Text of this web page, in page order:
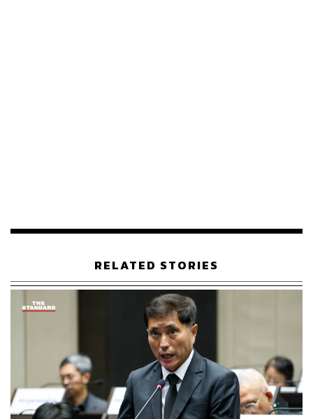
ประจำวันได้จริง ทั้งเรื่องการเดินทาง น้ำท่วม ฝุ่น ความ
ปลอดภัย ขยะ และการดูแลผู้เปราะบาง พร้อมคาดหวังให้ผู้
ว่าฯ คนใหม่เป็น ผู้นำเมืองที่สร้างความไว้วางใจ และเปลี่ยน
ปัญหาที่ประชาชนเผชิญในแต่ละวันให้เป็นผลลัพธ์ที่จับต้องได้
น้ำท่วม กรุงเทพมหานคร
สถาบันพระปกเกล้า
การจราจร
ผู้ว่าราชการกรุงเทพมหานคร KPI Poll
RELATED STORIES